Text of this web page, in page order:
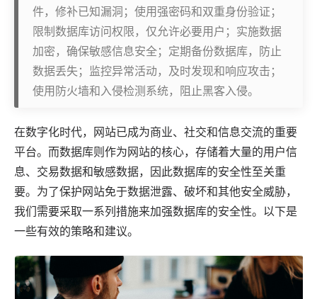
件，修补已知漏洞；使用强密码和双重身份验证；
限制数据库访问权限，仅允许必要用户；实施数据
加密，确保敏感信息安全；定期备份数据库，防止
数据丢失；监控异常活动，及时发现和响应攻击；
使用防火墙和入侵检测系统，阻止黑客入侵。
在数字化时代，网站已成为商业、社交和信息交流的重要
平台。而数据库则作为网站的核心，存储着大量的用户信
息、交易数据和敏感数据，因此数据库的安全性至关重
要。为了保护网站免于数据泄露、破坏和其他安全威胁，
我们需要采取一系列措施来加强数据库的安全性。以下是
一些有效的策略和建议。